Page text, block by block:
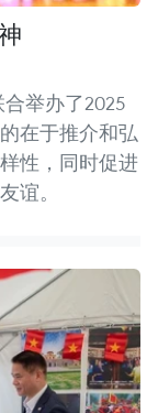
举办了2025
在于推介和弘
性，同时促进
谊。